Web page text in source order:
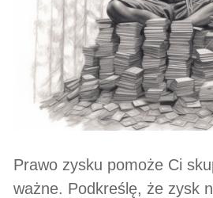
Prawo zysku pomoże Ci
ważne. Podkreślę, że zysk